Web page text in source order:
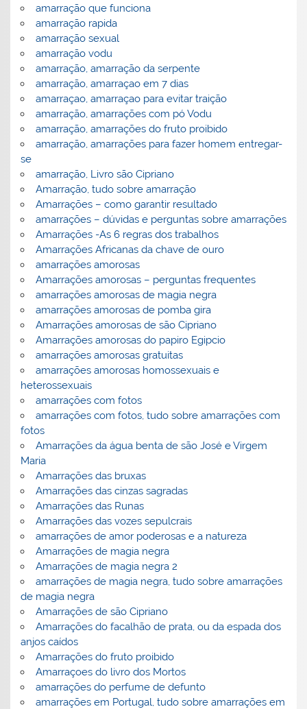
amarração que funciona
amarração rapida
amarração sexual
amarração vodu
amarração, amarração da serpente
amarração, amarraçao em 7 dias
amarraçao, amarraçao para evitar traição
amarração, amarrações com pó Vodu
amarração, amarrações do fruto proibido
amarração, amarrações para fazer homem entregar-
se
amarração, Livro são Cipriano
Amarração, tudo sobre amarração
Amarrações – como garantir resultado
amarrações – dúvidas e perguntas sobre amarrações
Amarrações -As 6 regras dos trabalhos
Amarrações Africanas da chave de ouro
amarrações amorosas
Amarrações amorosas – perguntas frequentes
amarrações amorosas de magia negra
amarrações amorosas de pomba gira
Amarrações amorosas de são Cipriano
Amarrações amorosas do papiro Egipcio
amarrações amorosas gratuitas
amarrações amorosas homossexuais e
heterossexuais
amarrações com fotos
amarrações com fotos, tudo sobre amarrações com
fotos
Amarrações da água benta de são José e Virgem
Maria
Amarrações das bruxas
Amarrações das cinzas sagradas
Amarrações das Runas
Amarrações das vozes sepulcrais
amarrações de amor poderosas e a natureza
Amarrações de magia negra
Amarrações de magia negra 2
amarrações de magia negra, tudo sobre amarrações
de magia negra
Amarrações de são Cipriano
Amarrações do facalhão de prata, ou da espada dos
anjos caídos
Amarrações do fruto proibido
Amarraçoes do livro dos Mortos
amarrações do perfume de defunto
amarrações em Portugal, tudo sobre amarrações em